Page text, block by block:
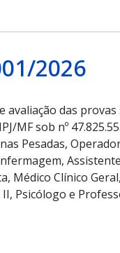
2026
avaliação das
MF sob nº
Pesadas,
Médico Clínico
e